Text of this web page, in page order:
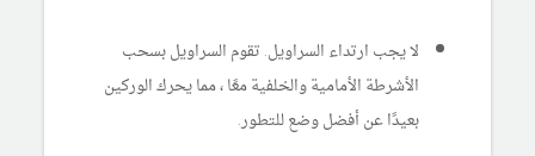
لا يجب ارتداء السراويل. تقوم السراويل بسحب
الأشرطة الأمامية والخلفية معًا ، مما يحرك الوركين
بعيدًا عن أفضل وضع للتطور.